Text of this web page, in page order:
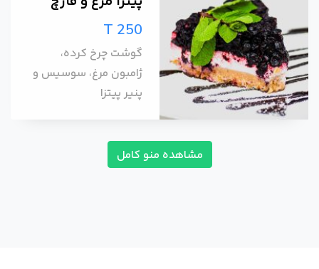
T 250
گوشت چرخ کرده،
ژامبون مرغ، سوسیس و
پنیر پیتزا
مشاهده منو کامل